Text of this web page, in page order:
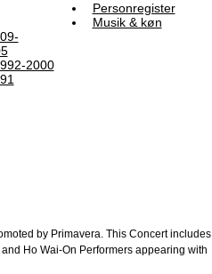
2000
Personregister
Musik & køn
by Primavera. This Concert includes
Ho Wai-On Performers appearing with